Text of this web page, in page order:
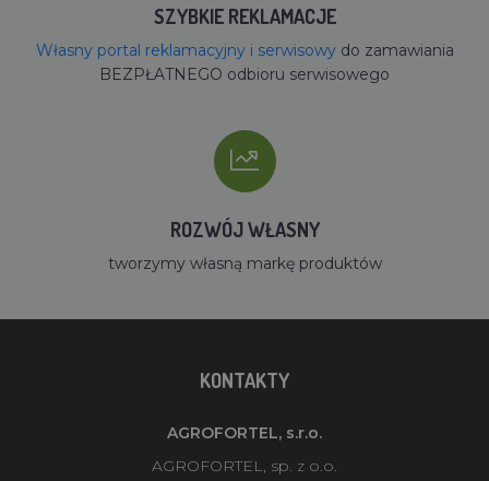
SZYBKIE REKLAMACJE
Własny portal reklamacyjny i serwisowydo zamawiania
BEZPŁATNEGO odbioru serwisowego
ROZWÓJ WŁASNY
tworzymy własną markę produktów
KONTAKTY
AGROFORTEL, s.r.o.
AGROFORTEL, sp. z o.o.